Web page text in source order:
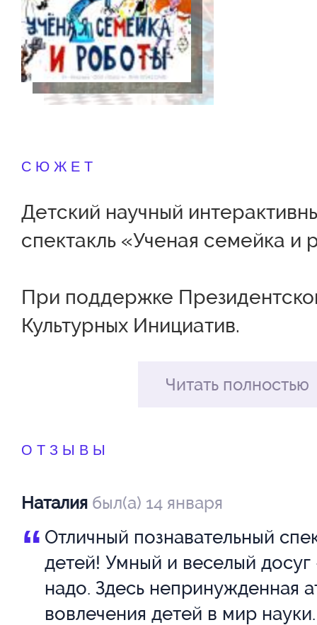
СЮЖЕТ
Детский научный
спектакль «Ученая семейка и
При поддержке
Культурных Инициатив.
В гостях у Ученой семейки
настоящее чудо. Все началось
сохранивший юношеский
испытатель) сконструировал
Сократа Михайловича…
В стороне не остались и
Читать полностью
ОТЗЫВЫ
Наталия был(а) 14 января
“ Отличный познавательный
детей! Умный и веселый
надо. Здесь непринужденная
вовлечения детей в мир